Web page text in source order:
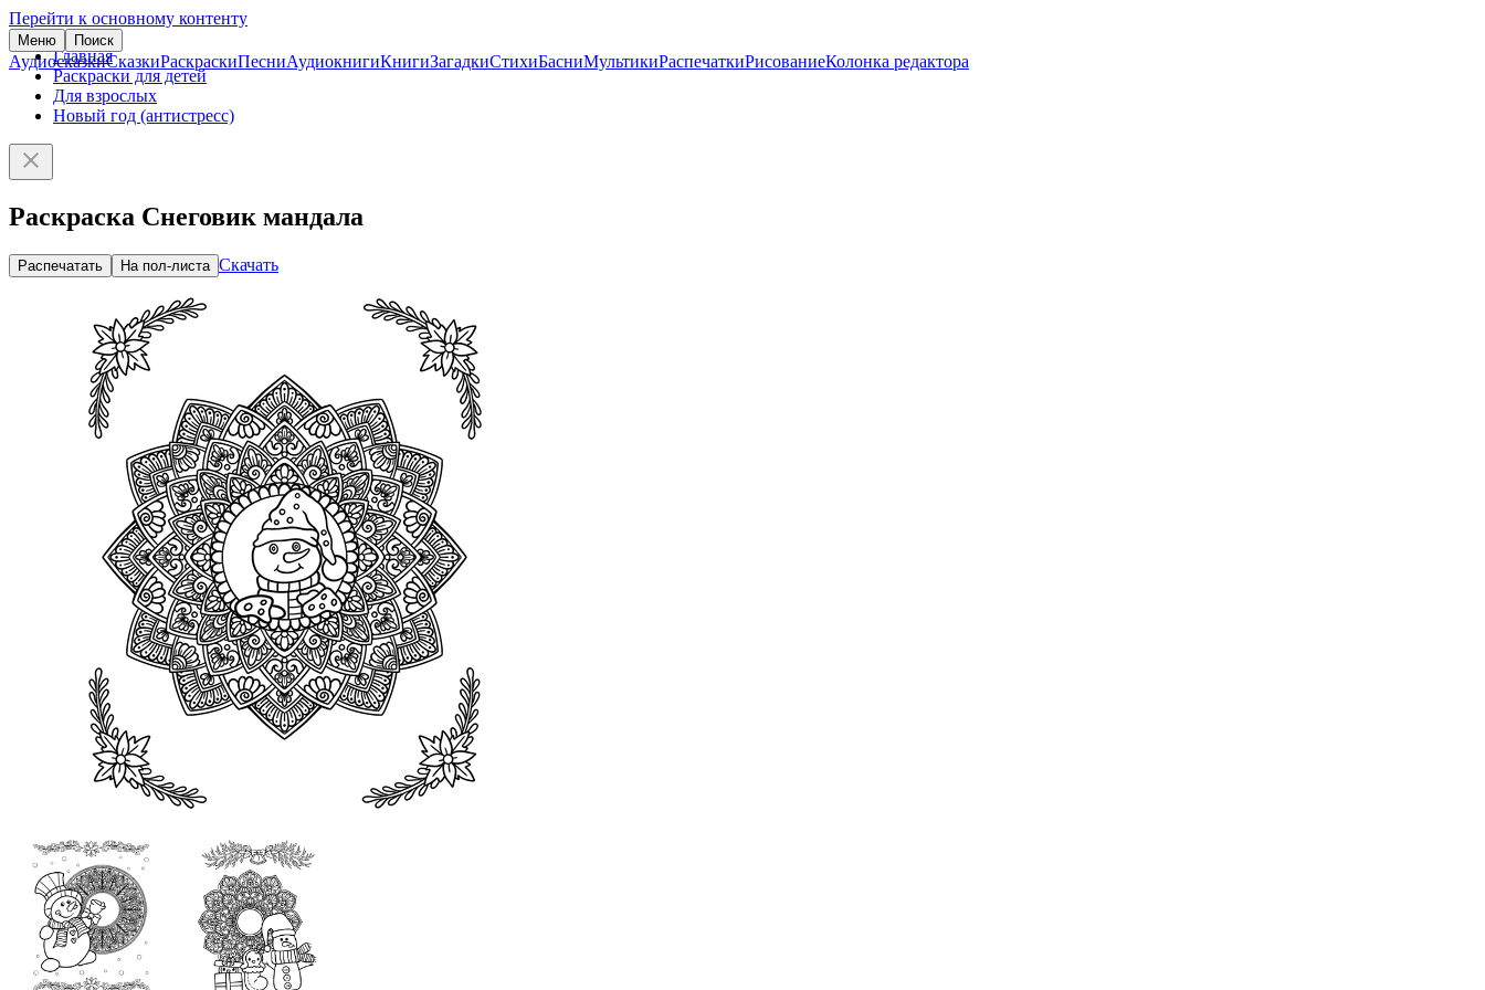
Перейти к основному контенту
Меню Поиск
АудиосказкиСказкиРаскраскиПесниАудиокнигиКнигиЗагадкиСтихиБасниМультикиРаспечаткиРисованиеКолонка редактора
Главная
Раскраски для детей
Для взрослых
Новый год (антистресс)
Раскраска Снеговик мандала
Распечатать На пол-листа Скачать